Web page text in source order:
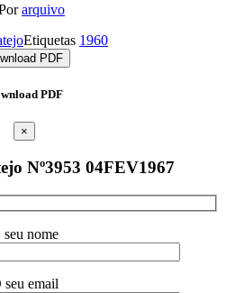
arquivo
Etiquetas 1960
PDF
PDF
×
Nº3953 04FEV1967
seu nome
seu email